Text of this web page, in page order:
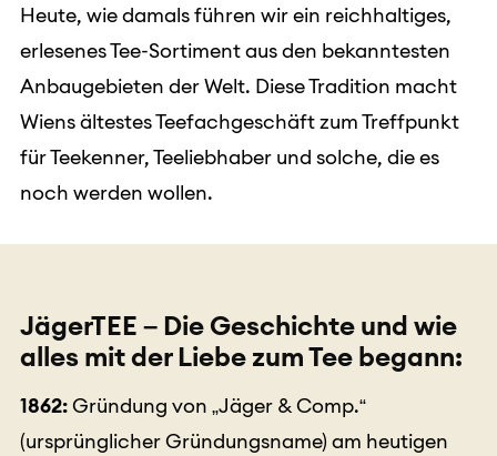
Heute, wie damals führen wir ein reichhaltiges,
erlesenes Tee-Sortiment aus den bekanntesten
Anbaugebieten der Welt. Diese Tradition macht
Wiens ältestes Teefachgeschäft zum Treffpunkt
für Teekenner, Teeliebhaber und solche, die es
noch werden wollen.
JägerTEE – Die Geschichte und wie
alles mit der Liebe zum Tee begann:
1862:Gründung von „Jäger & Comp.“
(ursprünglicher Gründungsname) am heutigen